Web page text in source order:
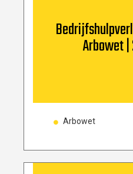
Arbowet |
Arbowet